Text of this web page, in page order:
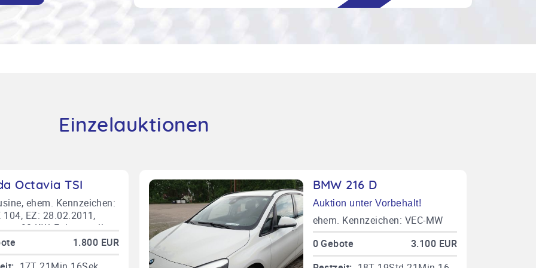
Einzelauktionen
Octavia TSI
ehem. Kennzeichen:
104, EZ: 28.02.2011,
90 KW, Fahrgestellnr.:
Euro 5,
Einparkhilfe vorne und
1.800 EUR
BMW 216 D
Auktion unter Vorbehalt!
ehem. Kennzeichen: VEC-MW
480, EZ: 26.09.2016, TÜV bis
12/25, weiß, Einparkhilfe vorne
und hinten, Leichtmetallfelgen,
0 Gebote
3.100 EUR